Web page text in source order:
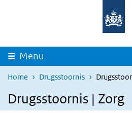
Overslaan en naar de inhoud gaan
Menu
Home Drugsstoornis
Drugsstoornis | Zorg